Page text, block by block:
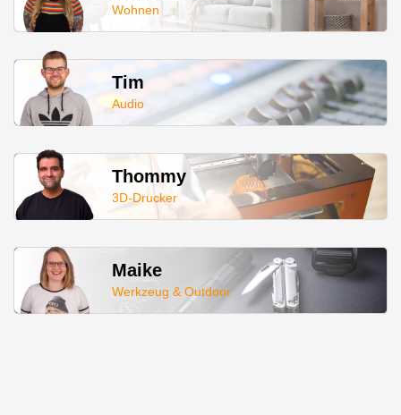
Wohnen
Tim
Audio
Thommy
3D-Drucker
Maike
Werkzeug & Outdoor